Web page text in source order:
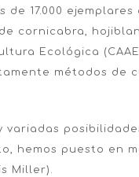
17.000
cornicabra,
Ecológica
métodos de
variadas
hemos puesto en
Miller).